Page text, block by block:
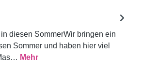
diesen SommerWir bringen ein
Sommer und haben hier viel
Mehr